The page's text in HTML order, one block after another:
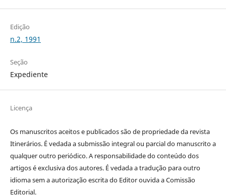
Edição
n.2, 1991
Seção
Expediente
Licença
Os manuscritos aceitos e publicados são de propriedade da revista
Itinerários. É vedada a submissão integral ou parcial do manuscrito a
qualquer outro periódico. A responsabilidade do conteúdo dos
artigos é exclusiva dos autores. É vedada a tradução para outro
idioma sem a autorização escrita do Editor ouvida a Comissão
Editorial.